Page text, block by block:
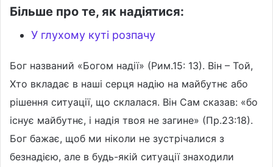
Більше про те, як надіятися:
У глухому куті розпачу
Бог названий «Богом надії» (Рим.15: 13). Він – Той,
Хто вкладає в наші серця надію на майбутнє або
рішення ситуації, що склалася. Він Сам сказав: «бо
існує майбутнє, і надія твоя не загине» (Пр.23:18).
Бог бажає, щоб ми ніколи не зустрічалися з
безнадією, але в будь-якій ситуації знаходили